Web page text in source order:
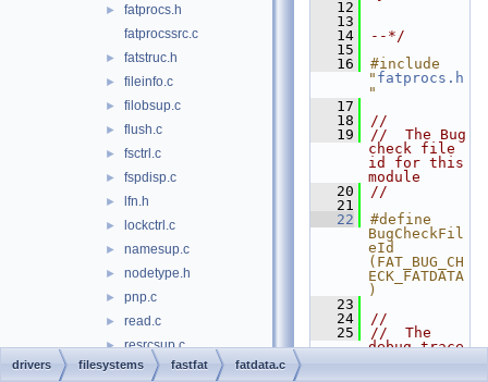
►
fatprocs.h
fatprocssrc.c
► fatstruc.h
► fileinfo.c
► filobsup.c
► flush.c
► fsctrl.c
► fspdisp.c
► lfn.h
► lockctrl.c
► namesup.c
► nodetype.h
► pnp.c
► read.c
► resrcsup.c
► shutdown.c
   12
   13
   14
--*/
   15
   16
#include
" fatprocs.h
"
   17
   18
//
   19
//  The Bug
check file
id for this
module
   20
//
   21
   22
#define
BugCheckFil
eId
(FAT_BUG_CH
ECK_FATDATA
)
   23
   24
//
   25
//  The
debug trace
drivers filesystems fastfat fatdata.c